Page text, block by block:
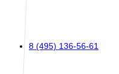
8 (495) 136-56-61